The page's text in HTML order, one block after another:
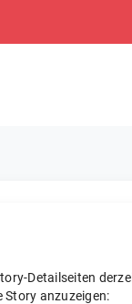
Detailseiten
Story anzuzeigen: